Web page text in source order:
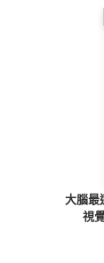
大腦最
視